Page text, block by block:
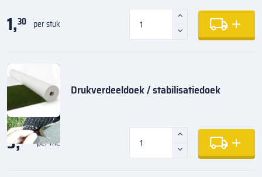
1,30 per stuk
Drukverdeeldoek / stabilisatiedoek
3,95 per m2